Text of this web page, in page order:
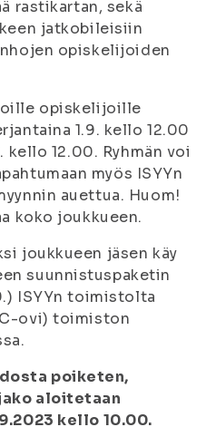
rastikartan, sekä
jatkobileisiin
opiskelijoiden
opiskelijoille
1.9. kello 12.00
12.00. Ryhmän voi
myös ISYYn
auettua. Huom!
koko joukkueen.
joukkueen jäsen käy
suunnistuspaketin
ISYYn toimistolta
ovi) toimiston
poiketen,
aloitetaan
kello 10.00.